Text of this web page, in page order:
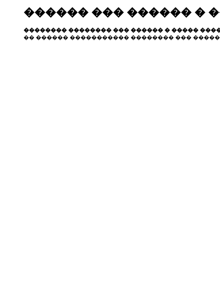
������ ��� ������ �
�������� �������� ��� ������ � �����
�� ������ ����������� �������� ���